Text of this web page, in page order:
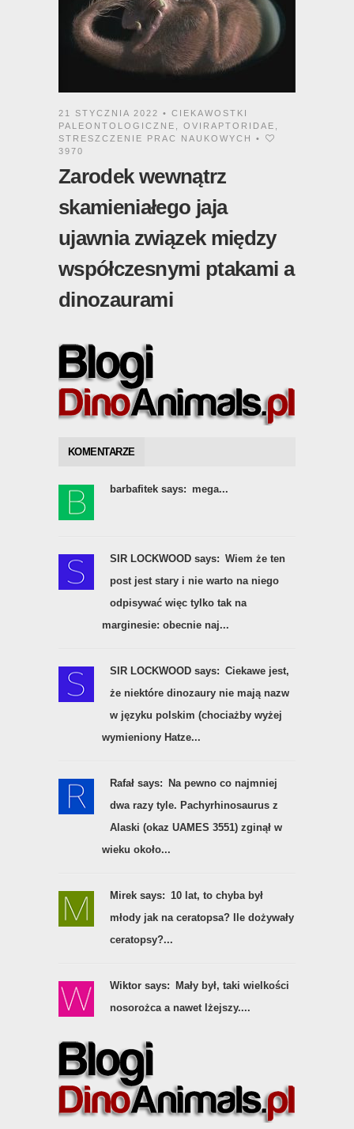
21 STYCZNIA 2022 • CIEKAWOSTKI
PALEONTOLOGICZNE
OVIRAPTORIDAE
STRESZCZENIE PRAC NAUKOWYCH
•
3970
Zarodek wewnątrz
skamieniałego jaja
ujawnia związek między
współczesnymi ptakami a
dinozaurami
KOMENTARZE
barbafitek says: mega...
SIR LOCKWOOD says: Wiem że ten
post jest stary i nie warto na niego
odpisywać więc tylko tak na
marginesie: obecnie naj...
SIR LOCKWOOD says: Ciekawe jest,
że niektóre dinozaury nie mają nazw
w języku polskim (chociażby wyżej
wymieniony Hatze...
Rafał says:
Na pewno co najmniej
dwa razy tyle. Pachyrhinosaurus z
Alaski (okaz UAMES 3551) zginął w
wieku około...
Mirek says: 10 lat, to chyba był
młody jak na ceratopsa? Ile dożywały
ceratopsy?...
Wiktor says:
Mały był, taki wielkości
nosorożca a nawet lżejszy....